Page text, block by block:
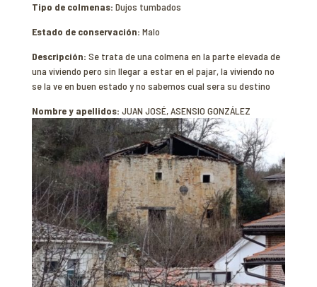
Tipo de colmenas: Dujos tumbados
Estado de conservación: Malo
Descripción: Se trata de una colmena en la parte elevada de
una viviendo pero sin llegar a estar en el pajar, la viviendo no
se la ve en buen estado y no sabemos cual sera su destino
Nombre y apellidos: JUAN JOSÉ, ASENSIO GONZÁLEZ